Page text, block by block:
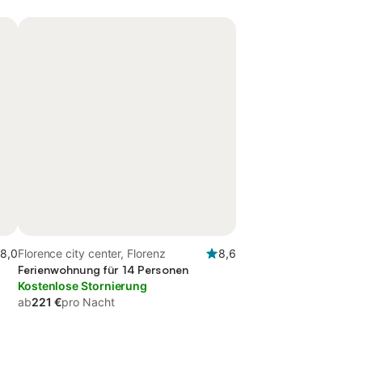
8,0Florence city center, Florenz
8,6
Ferienwohnung für 14 Personen
Kostenlose Stornierung
ab221 €pro Nacht